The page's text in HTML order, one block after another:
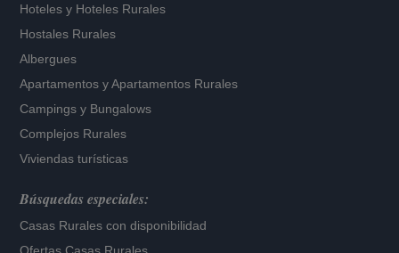
Hoteles y Hoteles Rurales
Hostales Rurales
Albergues
Apartamentos yApartamentos Rurales
Campings y Bungalows
Complejos Rurales
Viviendas turísticas
Búsquedas especiales:
Casas Rurales con disponibilidad